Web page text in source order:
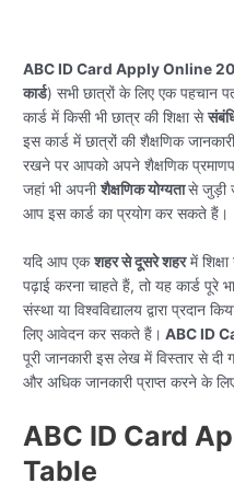
ABC ID Card Apply Online
कार्ड) सभी छात्रों के लिए एक पहचान
कार्ड में किसी भी छात्र की शिक्षा से
इस कार्ड में छात्रों की शैक्षणिक
रखने पर आपको अपने शैक्षणिक
जहां भी अपनीशैक्षणिक योग्यतासे जुड़ी
आप इस कार्ड का प्रयोग कर सकते हैं।
यदि आप एकशहर से दूसरे शहरमें
पढ़ाई करना चाहते हैं, तो यह कार्ड पूरे
संस्था या विश्वविद्यालय द्वारा
लिए आवेदन कर सकते हैं। ABC ID
पूरी जानकारी इस लेख में विस्तार से
और अधिक जानकारी प्राप्त करने के
ABC ID Card
Table